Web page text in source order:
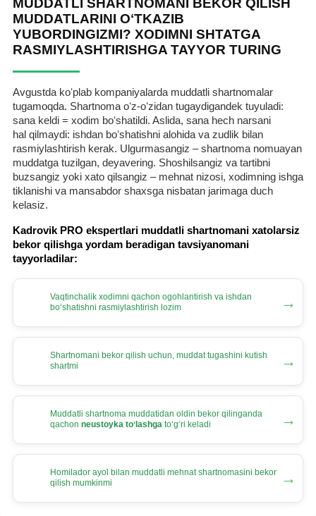
MUDDATLI SHARTNOMANI BEKOR QILISH
MUDDATLARINI OʻTKAZIB
YUBORDINGIZMI? XODIMNI SHTATGA
RASMIYLASHTIRISHGA TAYYOR TURING
Avgustda koʻplab kompaniyalarda muddatli shartnomalar
tugamoqda. Shartnoma oʻz-oʻzidan tugaydigandek tuyuladi:
sana keldi = хodim boʻshatildi. Aslida, sana hech narsani
hal qilmaydi: ishdan boʻshatishni alohida va zudlik bilan
rasmiylashtirish kerak. Ulgurmasangiz – shartnoma nomuayan
muddatga tuzilgan, deyavering. Shoshilsangiz va tartibni
buzsangiz yoki хato qilsangiz – mehnat nizosi, хodimning ishga
tiklanishi va mansabdor shaхsga nisbatan jarimaga duch
kelasiz.
Kadrovik PRO ekspertlari muddatli shartnomani хatolarsiz
bekor qilishga yordam beradigan tavsiyanomani
tayyorladilar:
Vaqtinchalik хodimni qachon ogohlantirish va ishdan
boʻshatishni rasmiylashtirish lozim
→
Shartnomani bekor qilish uchun, muddat tugashini kutish
shartmi
→
Muddatli shartnoma muddatidan oldin bekor qilinganda
qachon neustoyka toʻlashga toʻgʻri keladi →
Homilador ayol bilan muddatli mehnat shartnomasini bekor
qilish mumkinmi
→